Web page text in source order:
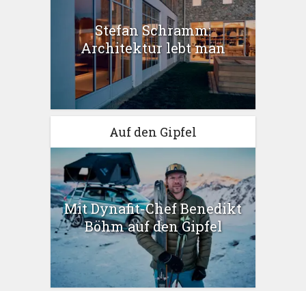
Stefan Schramm:
Architektur lebt man
Auf den Gipfel
Mit Dynafit-Chef Benedikt
Böhm auf den Gipfel